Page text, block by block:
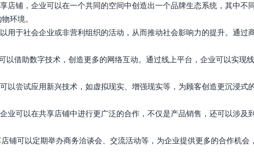
店铺，企业可以在一个共同的空间中创造出一个品牌生态系统，其中不
环境。
用于社会企业或非营利组织的活动，从而推动社会影响力的提升。通过
以借助数字技术，创造更多的网络互动。通过线上平台，企业可以实现
以尝试应用新兴技术，如虚拟现实、增强现实等，为顾客创造更沉浸式
企业可以在共享店铺中进行更广泛的合作，不仅是产品销售，还可以涉及
铺可以定期举办商务洽谈会、交流活动等，为企业提供更多的合作机会